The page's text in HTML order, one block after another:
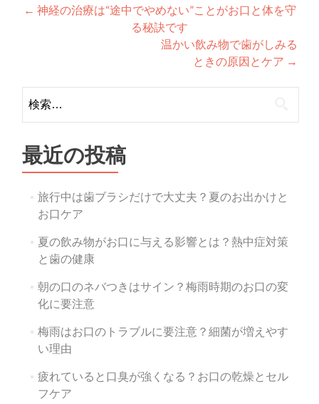
投
ビ
ゲ
シ
ョ
ン
← 神経の治療は“途中でやめない”ことがお口と体を守
る秘訣です
温かい飲み物で歯がしみる
ときの原因とケア →
索:
最近の投稿
旅行中は歯ブラシだけで大丈夫？夏のお出かけと
お口ケア
夏の飲み物がお口に与える影響とは？熱中症対策
と歯の健康
朝の口のネバつきはサイン？梅雨時期のお口の変
化に要注意
梅雨はお口のトラブルに要注意？細菌が増えやす
い理由
疲れていると口臭が強くなる？お口の乾燥とセル
フケア